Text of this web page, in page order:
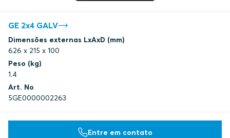
GE 2x4 GALV
Dimensões externas LxAxD (mm)
626 x 215 x 100
Peso (kg)
1.4
Art. No
5GE0000002263
Entre em contato